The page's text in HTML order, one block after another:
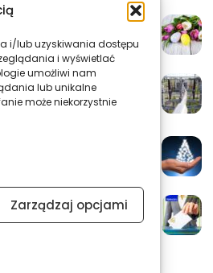
i/lub uzyskiwania dostępu
i wyświetlać
umożliwi nam
lub unikalne
może niekorzystnie
Zarządzaj opcjami